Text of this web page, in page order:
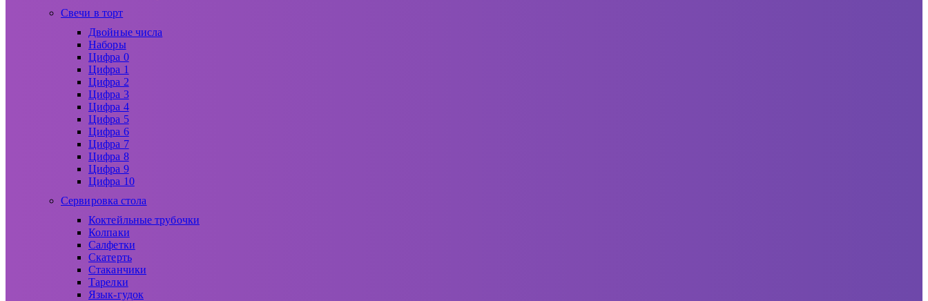
Свечи в торт
Двойные числа
Наборы
Цифра 0
Цифра 1
Цифра 2
Цифра 3
Цифра 4
Цифра 5
Цифра 6
Цифра 7
Цифра 8
Цифра 9
Цифра 10
Сервировка стола
Коктейльные трубочки
Колпаки
Салфетки
Скатерть
Стаканчики
Тарелки
Язык-гудок